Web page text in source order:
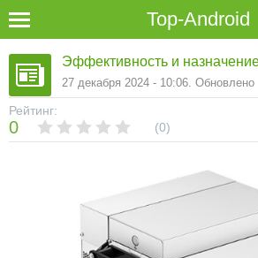
Top-Android
Рейтинг:
0 0
Эффективность и
27 декабря 2024 - 10:06. Обновлено